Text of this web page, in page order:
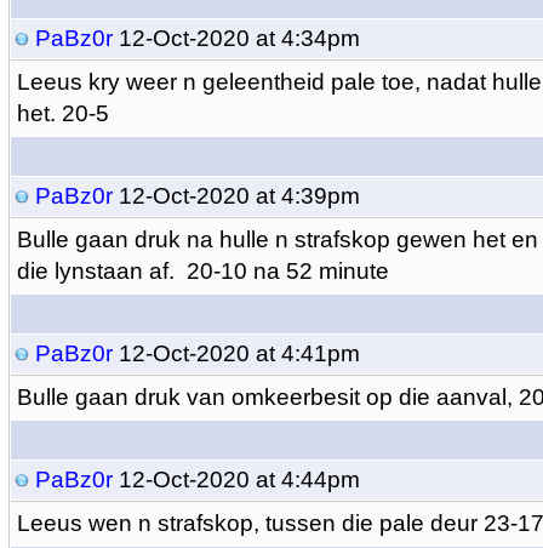
PaBz0r12-Oct-2020 at 4:34pm
Leeus kry weer n geleentheid pale toe, nadat
het. 20-5
PaBz0r12-Oct-2020 at 4:39pm
Bulle gaan druk na hulle n strafskop gewen het
die lynstaan af. 20-10 na 52 minute
PaBz0r12-Oct-2020 at 4:41pm
Bulle gaan druk van omkeerbesit op die aanval,
PaBz0r12-Oct-2020 at 4:44pm
Leeus wen n strafskop, tussen die pale deur 23-